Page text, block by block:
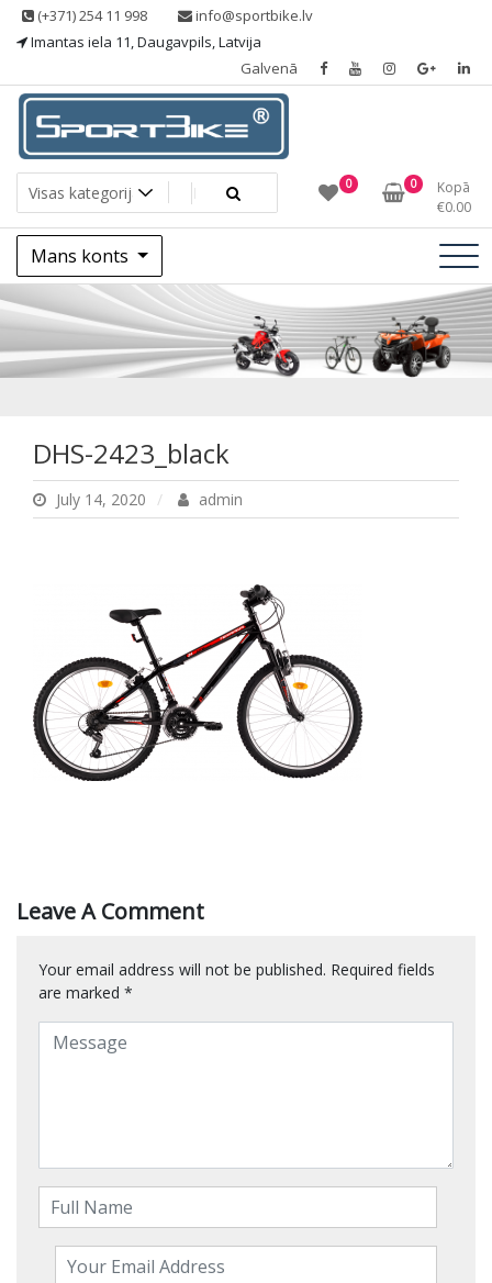
Skip (+371) 254 11 998
info@sportbike.lv
Imantas iela 11, Daugavpils, Latvija
Galvenā
Sportbike
Sporting goods 0 0
Kopā
€0.00
Mans konts
DHS-2423_black
DHS-2423_black
July 14, 2020 admin
Leave A Comment
Your email address will not be published. Required fields
are marked *